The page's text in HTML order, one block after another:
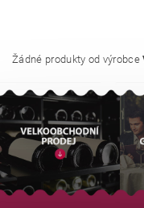
Žádné produkty od výrobce